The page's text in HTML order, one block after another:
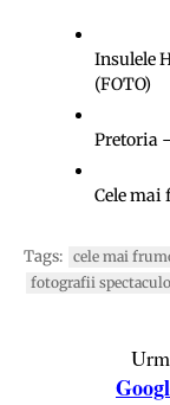
Insulele
(FOTO)
Pretoria
Cele mai
Tags: cele mai
fotografii